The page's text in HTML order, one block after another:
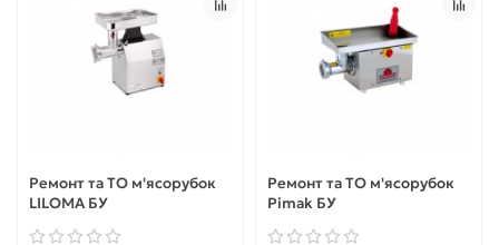
Ремонт та ТО м'ясорубок
LILOMA БУ
Ремонт та ТО м'ясорубок
Pimak БУ